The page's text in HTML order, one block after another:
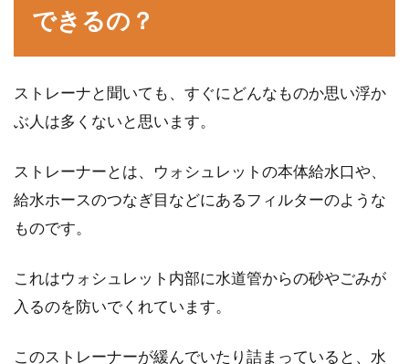
賃貸物件に住んでいる場合、家賃の支払いが自
た！生活費はどうする？
る方もいらっ...
できるの？
ストレーナと聞いても、すぐにどんなものか思い浮か
ぶ人は多くないと思います。
ストレーナーとは、ウォシュレットの本体給水口や、
給水ホースのつなぎ目などにあるフィルターのような
ものです。
これはウォシュレット内部に水道管からの砂やごみが
入るのを防いでくれています。
このストレーナーが緩んでいたり詰まっていると、水